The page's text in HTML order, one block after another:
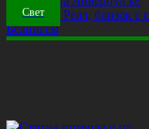
Свет